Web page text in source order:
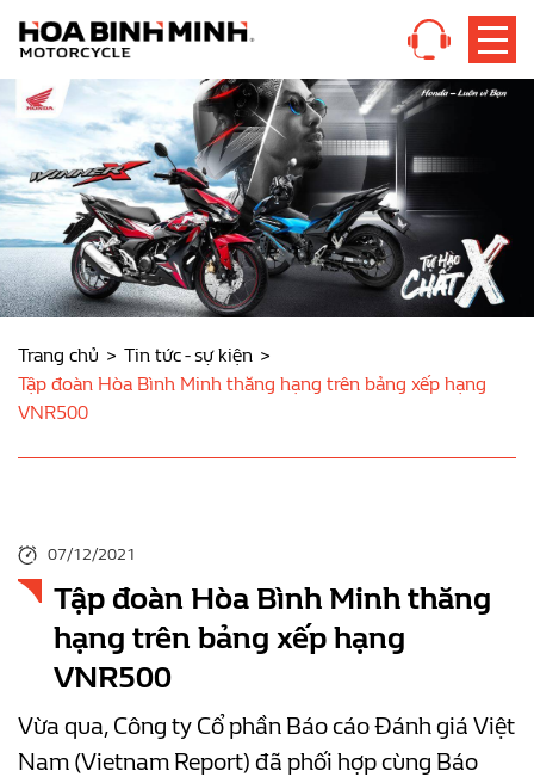
Trang chủ
Tin tức - sự kiện
Tập đoàn Hòa Bình Minh thăng hạng trên bảng xếp hạng
VNR500
07/12/2021
Tập đoàn Hòa Bình Minh thăng
hạng trên bảng xếp hạng
VNR500
Vừa qua, Công ty Cổ phần Báo cáo Đánh giá Việt
Nam (Vietnam Report) đã phối hợp cùng Báo